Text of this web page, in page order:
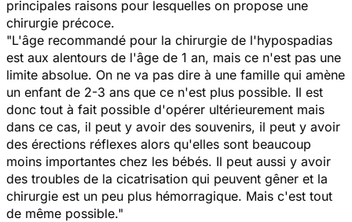
principales raisons pour lesquelles on propose une
chirurgie précoce.
"L'âge recommandé pour la chirurgie de l'hypospadias
est aux alentours de l'âge de 1 an, mais ce n'est pas une
limite absolue. On ne va pas dire à une famille qui amène
un enfant de 2-3 ans que ce n'est plus possible. Il est
donc tout à fait possible d'opérer ultérieurement mais
dans ce cas, il peut y avoir des souvenirs, il peut y avoir
des érections réflexes alors qu'elles sont beaucoup
moins importantes chez les bébés. Il peut aussi y avoir
des troubles de la cicatrisation qui peuvent gêner et la
chirurgie est un peu plus hémorragique. Mais c'est tout
de même possible."